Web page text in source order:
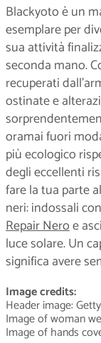
Blackyoto è un
esemplare per
sua attività
seconda mano.
recuperati
ostinate e
oramai fuori
più ecologico
degli eccellenti
fare la tua parte
neri: indossali
Repair Neroe
luce solare. Un
significa avere
Image credits:
Header image:
Image of woman
Image of hands